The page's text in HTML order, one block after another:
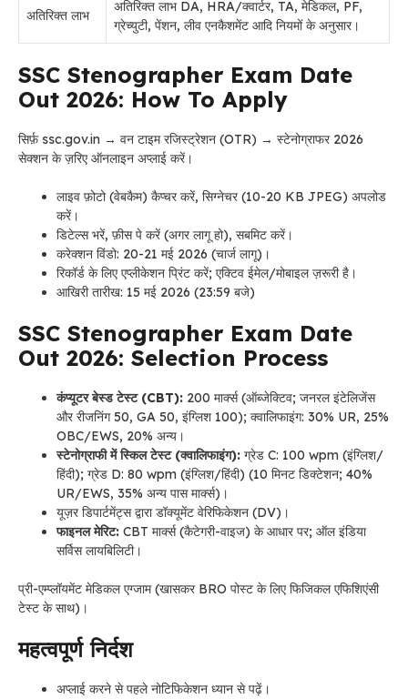
अतिरिक्त लाभ
अतिरिक्त लाभ DA, HRA/क्वार्टर, TA, मेडिकल, PF,
ग्रेच्युटी, पेंशन, लीव एनकैशमेंट आदि नियमों के अनुसार।
SSC Stenographer Exam Date
Out 2026: How To Apply
सिर्फ़ ssc.gov.in → वन टाइम रजिस्ट्रेशन (OTR) → स्टेनोग्राफर 2026
सेक्शन के ज़रिए ऑनलाइन अप्लाई करें।
लाइव फ़ोटो (वेबकैम) कैप्चर करें, सिग्नेचर (10-20 KB JPEG) अपलोड
करें।
डिटेल्स भरें, फ़ीस पे करें (अगर लागू हो), सबमिट करें।
करेक्शन विंडो: 20-21 मई 2026 (चार्ज लागू)।
रिकॉर्ड के लिए एप्लीकेशन प्रिंट करें; एक्टिव ईमेल/मोबाइल ज़रूरी है।
आखिरी तारीख: 15 मई 2026 (23:59 बजे)
SSC Stenographer Exam Date
Out 2026: Selection Process
कंप्यूटर बेस्ड टेस्ट (CBT): 200 मार्क्स (ऑब्जेक्टिव; जनरल इंटेलिजेंस
और रीजनिंग 50, GA 50, इंग्लिश 100); क्वालिफाइंग: 30% UR, 25%
OBC/EWS, 20% अन्य।
स्टेनोग्राफी में स्किल टेस्ट (क्वालिफाइंग): ग्रेड C: 100 wpm (इंग्लिश/
हिंदी); ग्रेड D: 80 wpm (इंग्लिश/हिंदी) (10 मिनट डिक्टेशन; 40%
UR/EWS, 35% अन्य पास मार्क्स)।
यूज़र डिपार्टमेंट्स द्वारा डॉक्यूमेंट वेरिफिकेशन (DV)।
फाइनल मेरिट: CBT मार्क्स (कैटेगरी-वाइज) के आधार पर; ऑल इंडिया
सर्विस लायबिलिटी।
प्री-एम्प्लॉयमेंट मेडिकल एग्जाम (खासकर BRO पोस्ट के लिए फिजिकल एफिशिएंसी
टेस्ट के साथ)।
महत्वपूर्ण निर्दश
अप्लाई करने से पहले नोटिफिकेशन ध्यान से पढ़ें।